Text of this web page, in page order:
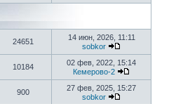
24651
14 июн, 2026, 11:11
sobkor
10184
02 фев, 2022, 15:14
Кемерово-2
900
27 фев, 2025, 15:27
sobkor